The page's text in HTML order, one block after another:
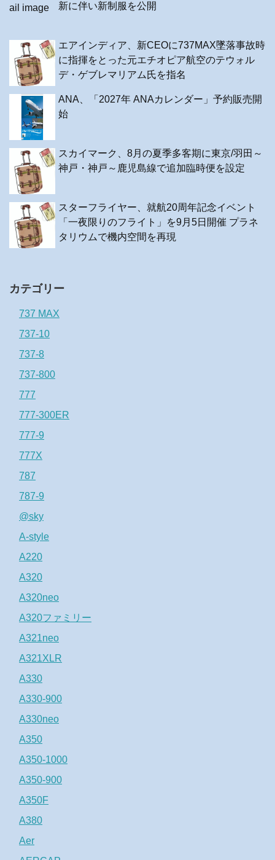
新に伴い新制服を公開
エアインディア、新CEOに737MAX墜落事故時
に指揮をとった元エチオピア航空のテウォル
デ・ゲブレマリアム氏を指名
ANA、「2027年 ANAカレンダー」予約販売開
始
スカイマーク、8月の夏季多客期に東京/羽田～
神戸・神戸～鹿児島線で追加臨時便を設定
スターフライヤー、就航20周年記念イベント
「一夜限りのフライト」を9月5日開催 プラネ
タリウムで機内空間を再現
カテゴリー
737 MAX
737-10
737-8
737-800
777
777-300ER
777-9
777X
787
787-9
@sky
A-style
A220
A320
A320neo
A320ファミリー
A321neo
A321XLR
A330
A330-900
A330neo
A350
A350-1000
A350-900
A350F
A380
Aer